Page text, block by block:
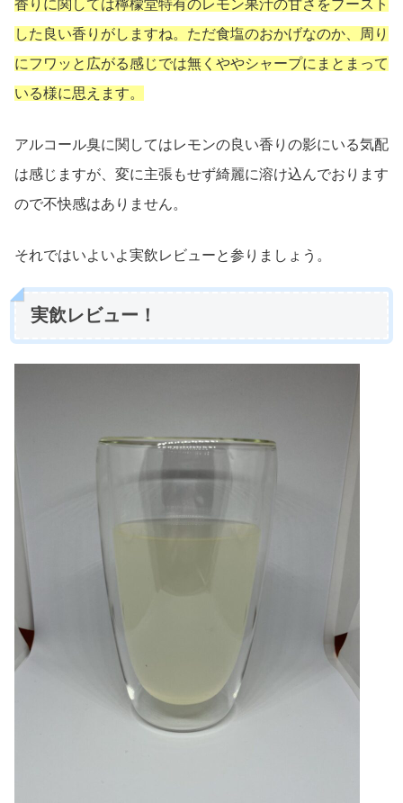
香りに関しては檸檬堂特有のレモン果汁の甘さをブースト
した良い香りがしますね。ただ食塩のおかげなのか、周り
にフワッと広がる感じでは無くややシャープにまとまって
いる様に思えます。
アルコール臭に関してはレモンの良い香りの影にいる気配
は感じますが、変に主張もせず綺麗に溶け込んでおります
ので不快感はありません。
それではいよいよ実飲レビューと参りましょう。
実飲レビュー！